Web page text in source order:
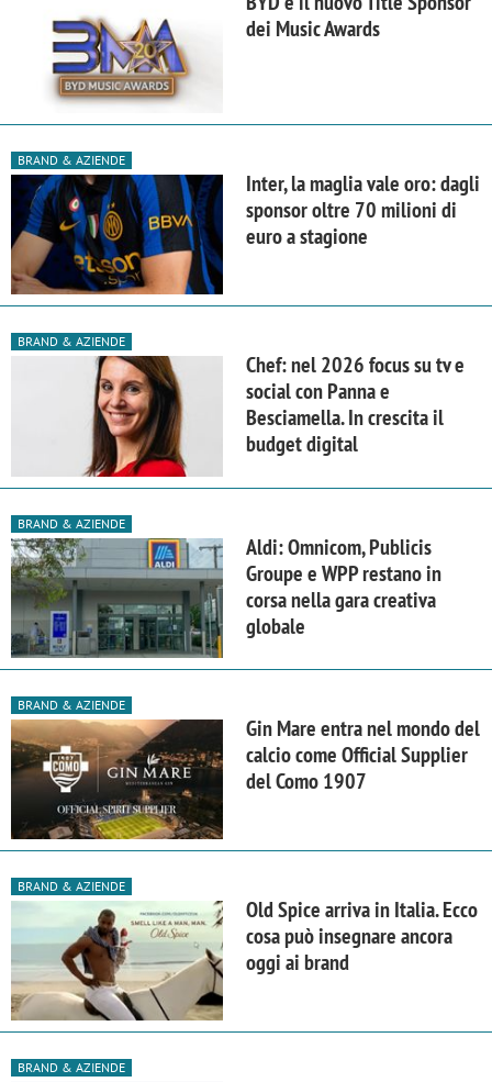
dei Music Awards
BRAND & AZIENDE
Inter, la maglia vale oro: dagli
sponsor oltre 70 milioni di
euro a stagione
BRAND & AZIENDE
Chef: nel 2026 focus su tv e
social con Panna e
Besciamella. In crescita il
budget digital
BRAND & AZIENDE
Aldi: Omnicom, Publicis
Groupe e WPP restano in
corsa nella gara creativa
globale
BRAND & AZIENDE
Gin Mare entra nel mondo del
calcio come Official Supplier
del Como 1907
BRAND & AZIENDE
Old Spice arriva in Italia. Ecco
cosa può insegnare ancora
oggi ai brand
BRAND & AZIENDE